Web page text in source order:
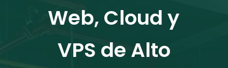
Web, Cloud y
VPS de Alto